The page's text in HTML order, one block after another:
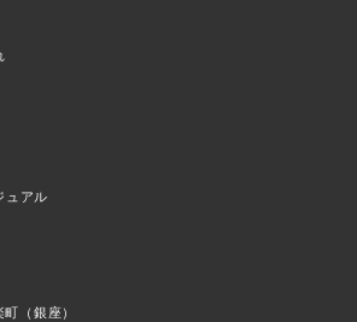
ュアル
（銀座）